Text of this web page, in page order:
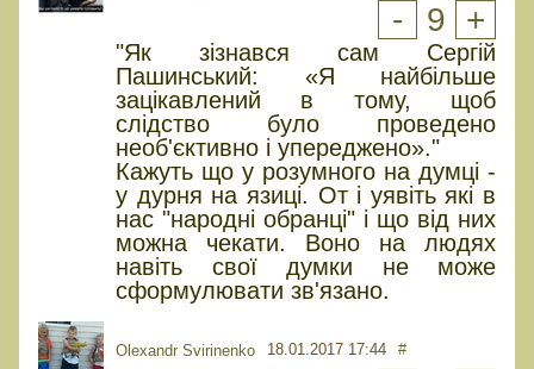
- 9 +
"Як зізнався сам Сергій
Пашинський: «Я найбільше
зацікавлений в тому, щоб
слідство було проведено
необ'єктивно і упереджено»."
Кажуть що у розумного на думці -
у дурня на язиці. От і уявіть які в
нас "народні обранці" і що від них
можна чекати. Воно на людях
навіть свої думки не може
сформулювати зв'язано.
Olexandr Svirinenko 18.01.2017 17:44 #